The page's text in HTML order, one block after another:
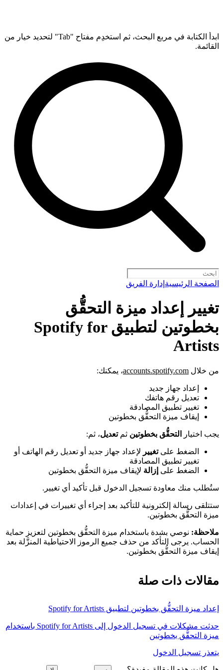
ابدأ الكتابة في مربع البحث، ثم استخدِم مفتاح "Tab" لتحديد خيار من
القائمة.
الصفحة الرئيسية إدارة الفريق
تغيير إعداد ميزة التحقُّق
بخطوتين لتطبيق Spotify for
Artists
من خلال accounts.spotify.com، يمكنك:
إعداد جهاز جديد
تعديل رقم هاتفك
تغيير تطبيق المصادقة
إيقاف ميزة التحقُّق بخطوتين
يجب اختيار التحقُّق بخطوتين ثمتعديل، ثم:
الضغط علىتغيير لإعداد جهاز جديد أو تعديل رقم الهاتف أو
تغيير تطبيق المصادقة
الضغط على إزالة لإيقاف ميزة التحقُّق بخطوتين
ستُطلب منك معاودة تسجيل الدخول قبل تأكيد أي تغيير.
ستتلقى رسالة إلكترونية للتأكيد بعد إجراء أي تغييرات في إعدادات
ميزة التحقُّق بخطوتين.
ملاحظة: نوصي بشدة باستخدام ميزة التحقُّق بخطوتين لتعزيز حماية
الحساب. يرجى التأكد من حذف جميع الرموز الاحتياطية المنزَّلة بعد
إيقاف ميزة التحقُّق بخطوتين.
مقالات ذات صلة
إعداد ميزة التحقُّق بخطوتين لتطبيق Spotify for Artists
حدثت مشكلات في تسجيل الدخول إلى Spotify for Artists باستخدام
ميزة التحقُّق بخطوتين
يتعذر تسجيل الدخول